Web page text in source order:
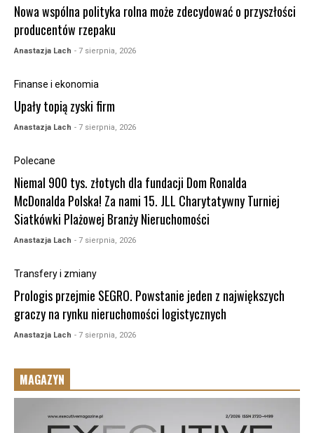
Nowa wspólna polityka rolna może zdecydować o przyszłości
producentów rzepaku
Anastazja Lach - 7 sierpnia, 2026
Finanse i ekonomia
Upały topią zyski firm
Anastazja Lach - 7 sierpnia, 2026
Polecane
Niemal 900 tys. złotych dla fundacji Dom Ronalda
McDonalda Polska! Za nami 15. JLL Charytatywny Turniej
Siatkówki Plażowej Branży Nieruchomości
Anastazja Lach - 7 sierpnia, 2026
Transfery i zmiany
Prologis przejmie SEGRO. Powstanie jeden z największych
graczy na rynku nieruchomości logistycznych
Anastazja Lach - 7 sierpnia, 2026
MAGAZYN